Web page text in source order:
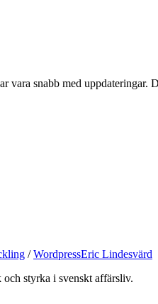
vara snabb med
/WordpressEric Lindesvärd
styrka i svenskt affärsliv.